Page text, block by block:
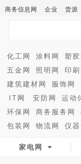
商务信息网 企业 货源
化工网 涂料网 塑
五金网
照明网 印
建筑建材网
服饰网
IT网
安防网 运动
环保网
商务服务网
包装网
物流网 仪
家电网